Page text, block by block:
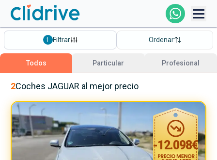
Comprar Coche
Todos Los Coches
Profesional
Particular
1 Filtrar Ordenar
Todos Particular Profesional
2Coches JAGUAR al mejor precio
-12.098€